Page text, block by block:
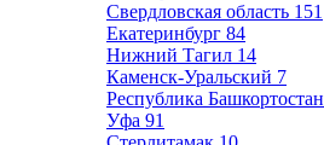
Свердловская область 151
Екатеринбург 84
Нижний Тагил 14
Каменск-Уральский 7
Республика Башкортостан
Уфа 91